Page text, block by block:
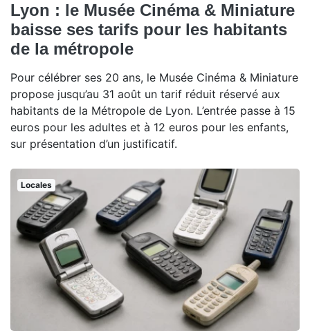
Lyon : le Musée Cinéma & Miniature
baisse ses tarifs pour les habitants
de la métropole
Pour célébrer ses 20 ans, le Musée Cinéma & Miniature
propose jusqu’au 31 août un tarif réduit réservé aux
habitants de la Métropole de Lyon. L’entrée passe à 15
euros pour les adultes et à 12 euros pour les enfants,
sur présentation d’un justificatif.
Locales